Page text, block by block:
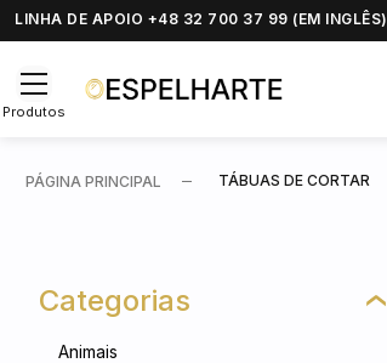
LINHA DE APOIO +48 32 700 37 99 (EM INGLÊS)
Produtos
PÁGINA PRINCIPAL TÁBUAS DE CORTAR
Categorias
Animais